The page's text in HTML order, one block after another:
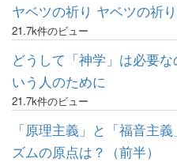
ヤベツの祈り ヤベツの祈
21.7k件のビュー
どうして「神学」は必要
いう人のために
21.7k件のビュー
「原理主義」と「福音主
ズムの原点は？（前半）